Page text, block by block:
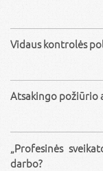
Vidaus kontrolės
Atsakingo požiūrio
„Profesinės
darbo?